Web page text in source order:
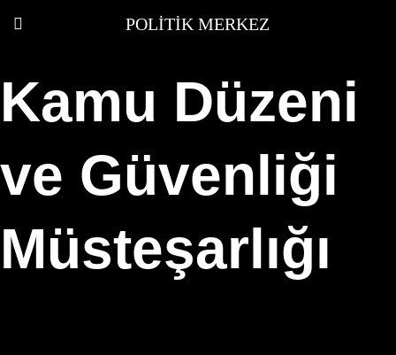
POLITIK MERKEZ
Kamu Düzeni
ve Güvenliği
Müsteşarlığı